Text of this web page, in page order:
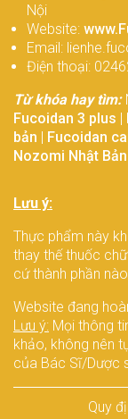
Nội
Website:
Email:
Điện thoại:
Từ khóa hay tìm:
Fucoidan 3 plus |
bản | Fucoidan
Nozomi Nhật Bản
Lưu ý:
Thực phẩm này
thay thế thuốc
cứ thành phần
Website đang
Lưu ý: Mọi thông
khảo, không nên
của Bác Sĩ/Dược
Quy